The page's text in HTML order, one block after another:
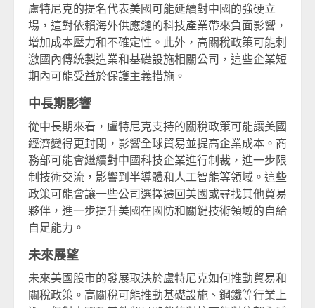
盧特尼克的提名代表美國可能延續對中國的強硬立
場，這對依賴海外供應鏈的科技產業帶來負面影響，
增加成本壓力和不確定性。此外，高關稅政策可能刺
激國內傳統製造業和基礎設施相關公司，這些企業短
期內可能受益於保護主義措施。
中長期影響
從中長期來看，盧特尼克支持的關稅政策可能讓美國
經濟變得更封閉，影響全球貿易並提高企業成本。商
務部可能會繼續對中國科技企業進行制裁，進一步限
制技術交流，影響到半導體和人工智能等領域。這些
政策可能會讓一些公司選擇遷回美國或尋找其他貿易
夥伴，進一步提升美國在國防和關鍵技術領域的自給
自足能力。
未來展望
未來美國股市的發展取決於盧特尼克如何推動貿易和
關稅政策。高關稅可能推動基礎設施、鋼鐵等行業上